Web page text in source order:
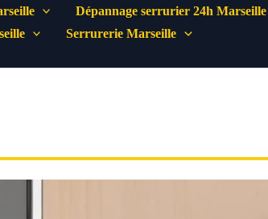
Dépannage serrurier 24h Marseille
Serrurerie Marseille